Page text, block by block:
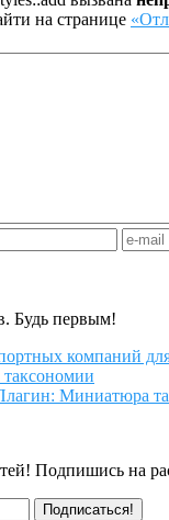
на странице
Будь первым!
Миниатюра
Подпишись на